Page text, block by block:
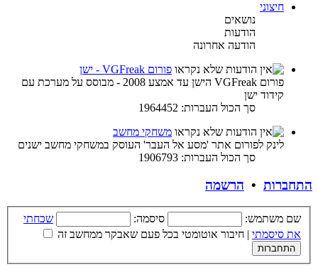
חיצוני
נושאים
הודעות
הודעה אחרונה
פורום VGFreak - ישן
פורום VGFreak הישן עד אמצע 2008 - מבוסס על מערכת עם
קידוד ישן
סך הכול העברות: 1964452
משחקי מחשב
לינק לפורום אתר 'מסע אל העבר' העוסק במשחקי מחשב ישנים
סך הכול העברות: 1906793
התחברות • הרשמה
שם משתמש: סיסמה:
שכחתי
את סיסמתי | חיבור אוטומטי בכל פעם שאבקר ממחשב זה